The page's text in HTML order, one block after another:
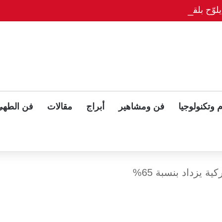
بلقاء ثلاثي مع بوتين وزيلينسكي بعد قمة ألاسكا
وتكنولوجيا فن ومشاهير أبراج مقالات فن
يزداد بنسبة 65%